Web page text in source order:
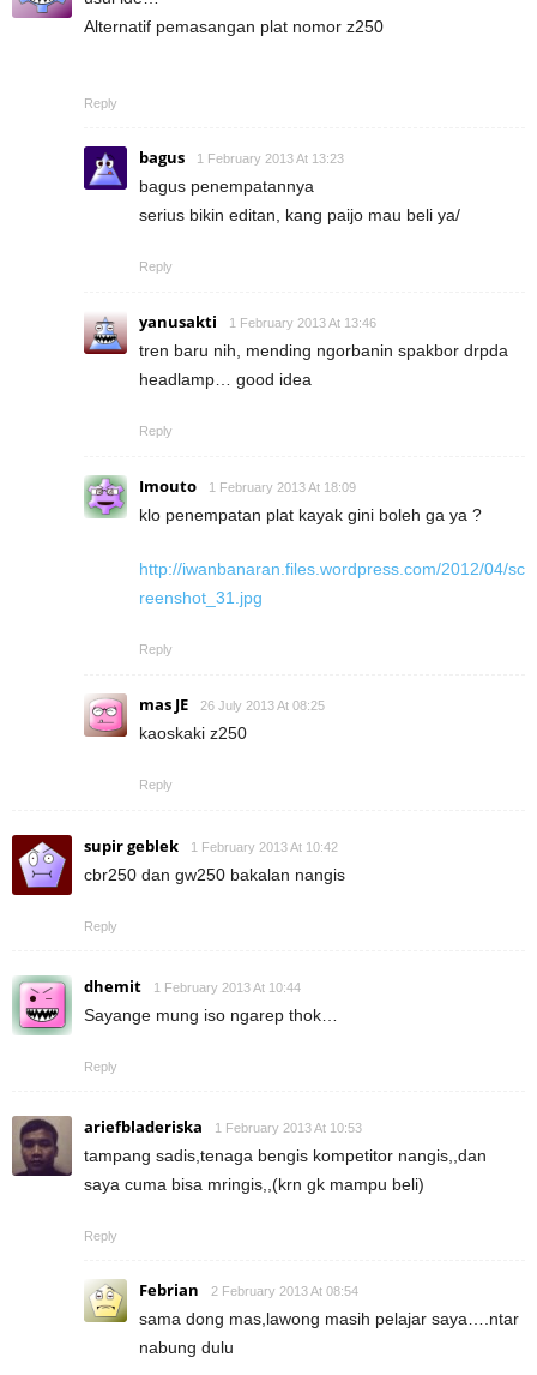
Alternatif pemasangan plat nomor z250
Reply
bagus 1 February 2013 At 13:23
bagus penempatannya
serius bikin editan, kang paijo mau beli ya/
Reply
yanusakti 1 February 2013 At 13:46
tren baru nih, mending ngorbanin spakbor drpda
headlamp… good idea
Reply
Imouto 1 February 2013 At 18:09
klo penempatan plat kayak gini boleh ga ya ?
http://iwanbanaran.files.wordpress.com/2012/04/sc
reenshot_31.jpg
Reply
mas JE 26 July 2013 At 08:25
kaoskaki z250
Reply
supir geblek 1 February 2013 At 10:42
cbr250 dan gw250 bakalan nangis
Reply
dhemit 1 February 2013 At 10:44
Sayange mung iso ngarep thok…
Reply
ariefbladeriska 1 February 2013 At 10:53
tampang sadis,tenaga bengis kompetitor nangis,,dan
saya cuma bisa mringis,,(krn gk mampu beli)
Reply
Febrian 2 February 2013 At 08:54
sama dong mas,lawong masih pelajar saya….ntar
nabung dulu